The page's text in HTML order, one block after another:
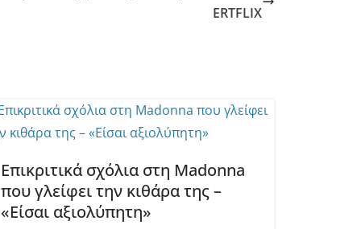
ERTFLIX
Επικριτικά σχόλια στη Madonna
που γλείφει την κιθάρα της –
«Είσαι αξιολύπητη»